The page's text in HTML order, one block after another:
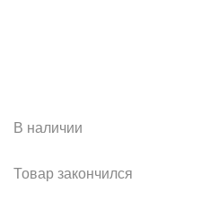
В наличии
Товар закончился